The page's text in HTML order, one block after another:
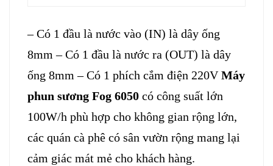
– Có 1 đầu là nước vào (IN) là dây ống
8mm – Có 1 đầu là nước ra (OUT) là dây
ống 8mm – Có 1 phích cắm điện 220VMáy
phun sương Fog 6050 có công suất lớn
100W/h phù hợp cho không gian rộng lớn,
các quán cà phê có sân vườn rộng mang lại
cảm giác mát mẻ cho khách hàng.